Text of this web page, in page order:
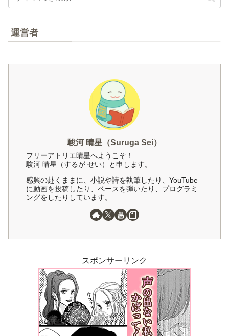
運営者
駿河 晴星（Suruga Sei）
フリーアトリエ晴星へようこそ！
駿河 晴星（するが せい）と申します。
感興の赴くままに、小説や詩を執筆したり、YouTube
に動画を投稿したり、ベースを弾いたり、プログラミ
ングをしたりしています。
スポンサーリンク